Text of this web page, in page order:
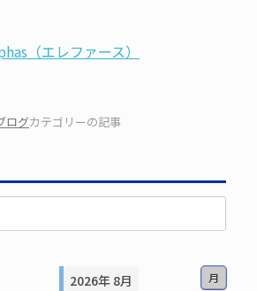
（エレファース）
ログカテゴリーの記事
月
2026年 8月